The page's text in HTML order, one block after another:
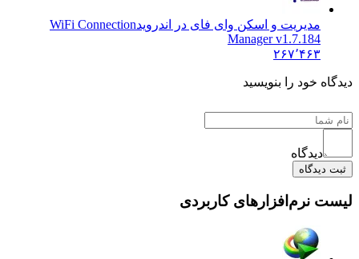
مدیریت و اسکن وای فای در اندرویدWiFi Connection
Manager v1.7.184
۲۶۷٬۴۶۳
خود را بنویسید
دیدگاه
نرم‌افزارهای کاربردی